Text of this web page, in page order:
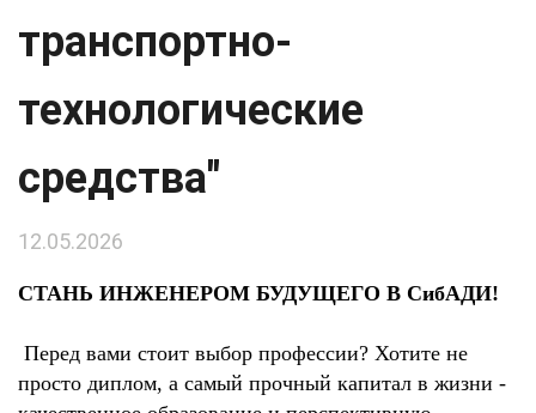
транспортно-
технологические
средства"
12.05.2026
СТАНЬ ИНЖЕНЕРОМ БУДУЩЕГО В СибАДИ!
Перед вами стоит выбор профессии? Хотите не
просто диплом, а самый прочный капитал в жизни -